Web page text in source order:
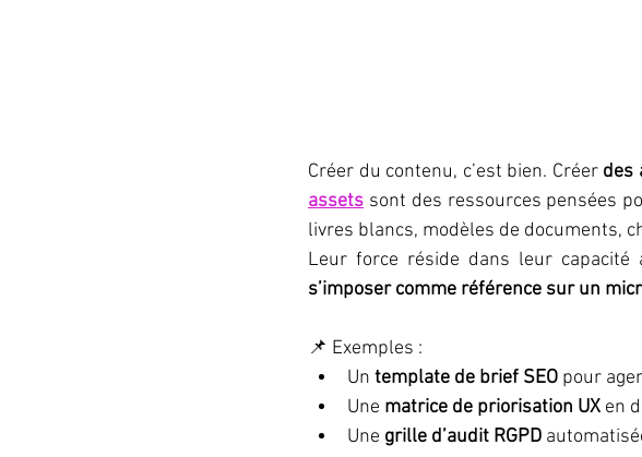
Créer du contenu, c’est bien. Créer des
assets sont des ressources pensées
livres blancs, modèles de documents,
Leur force réside dans leur
s’imposer comme référence sur un
📌 Exemples :
Un template de brief SEO pour
Une matrice de priorisation UX en
Une grille d’audit RGPD